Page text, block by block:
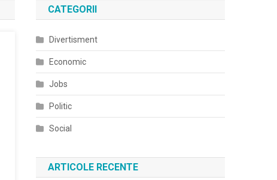
CATEGORII
Divertisment
Economic
Jobs
Politic
Social
ARTICOLE RECENTE